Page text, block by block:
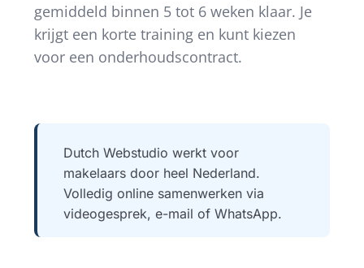
gemiddeld binnen 5 tot 6 weken klaar. Je
krijgt een korte training en kunt kiezen
voor een onderhoudscontract.
Dutch Webstudio werkt voor
makelaars door heel Nederland.
Volledig online samenwerken via
videogesprek, e-mail of WhatsApp.